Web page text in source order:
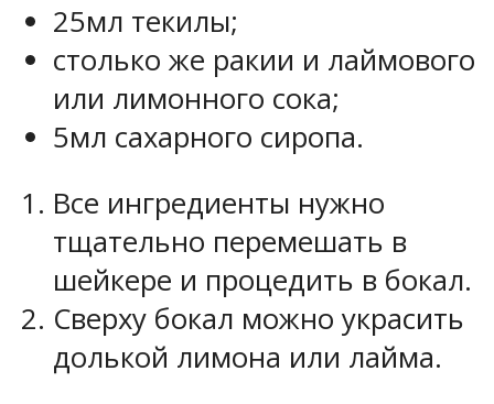
25мл текилы;
столько же ракии и лаймового
или лимонного сока;
5мл сахарного сиропа.
Все ингредиенты нужно
тщательно перемешать в
шейкере и процедить в бокал.
Сверху бокал можно украсить
долькой лимона или лайма.